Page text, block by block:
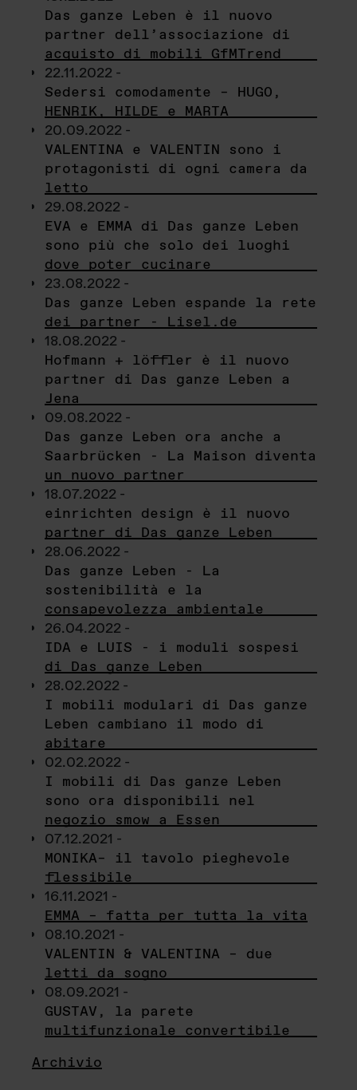
Das ganze Leben è il nuovo
partner dell’associazione di
acquisto di mobili GfMTrend
22.11.2022 -
Sedersi comodamente – HUGO,
HENRIK, HILDE e MARTA
20.09.2022 -
VALENTINA e VALENTIN sono i
protagonisti di ogni camera da
letto
29.08.2022 -
EVA e EMMA di Das ganze Leben
sono più che solo dei luoghi
dove poter cucinare
23.08.2022 -
Das ganze Leben espande la rete
dei partner - Lisel.de
18.08.2022 -
Hofmann + löffler è il nuovo
partner di Das ganze Leben a
Jena
09.08.2022 -
Das ganze Leben ora anche a
Saarbrücken - La Maison diventa
un nuovo partner
18.07.2022 -
einrichten design è il nuovo
partner di Das ganze Leben
28.06.2022 -
Das ganze Leben - La
sostenibilità e la
consapevolezza ambientale
26.04.2022 -
IDA e LUIS - i moduli sospesi
di Das ganze Leben
28.02.2022 -
I mobili modulari di Das ganze
Leben cambiano il modo di
abitare
02.02.2022 -
I mobili di Das ganze Leben
sono ora disponibili nel
negozio smow a Essen
07.12.2021 -
MONIKA– il tavolo pieghevole
flessibile
16.11.2021 -
EMMA – fatta per tutta la vita
08.10.2021 -
VALENTIN & VALENTINA – due
letti da sogno
08.09.2021 -
GUSTAV, la parete
multifunzionale convertibile
Archivio